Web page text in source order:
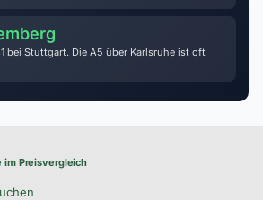
bei Stuttgart. Die A5 über Karlsruhe ist oft
im Preisvergleich